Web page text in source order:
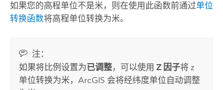
如果您的高程单位不是米，则在使用此函数前通过单位
转换函数将高程单位转换为米。
注：
如果将比例设置为已调整，可以使用Z 因子将 z
单位转换为米，ArcGIS 会将经纬度单位自动调整